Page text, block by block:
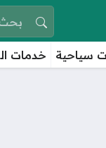
البحث عن:
سياحية خدمات